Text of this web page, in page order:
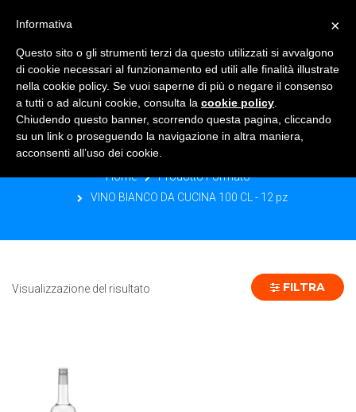
VINO BIANCO DA CUCINA 100 CL - 12
Home
Prodotto Formato
VINO BIANCO DA CUCINA 100 CL - 12 pz
Visualizzazione del risultato FILTRA
×
Informativa
Questo sito o gli strumenti terzi da questo utilizzati si avvalgono
di cookie necessari al funzionamento ed utili alle finalità illustrate
nella cookie policy. Se vuoi saperne di più o negare il consenso
a tutti o ad alcuni cookie, consulta la cookie policy
Chiudendo questo banner, scorrendo questa pagina, cliccando
su un link o proseguendo la navigazione in altra maniera,
acconsenti all’uso dei cookie.